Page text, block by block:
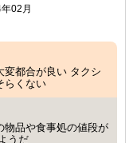
02月
変都合が良い タクシ
らくない
物品や食事処の値段が
うだ